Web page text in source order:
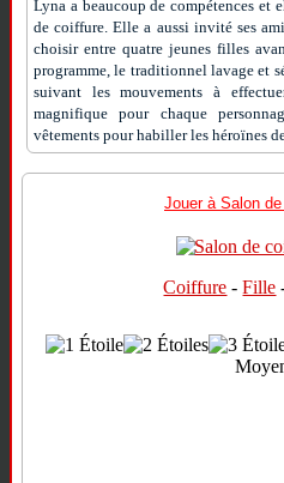
Lyna a beaucoup de compétences et
de coiffure. Elle a aussi invité ses
choisir entre quatre jeunes filles
programme, le traditionnel lavage et
suivant les mouvements à
magnifique pour chaque
vêtements pour habiller les héroïnes
Jouer à Salon
Coiffure -Fille